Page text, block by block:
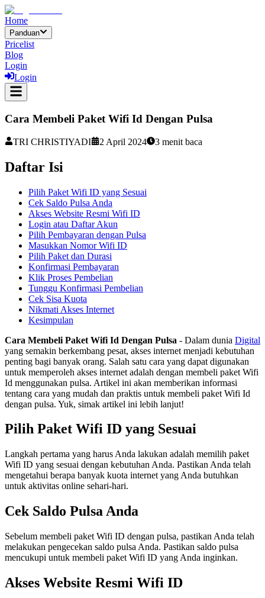
Home
Panduan
Pricelist
Blog
Login
Login
Cara Membeli Paket Wifi Id Dengan Pulsa
TRI CHRISTIYADI 2 April 2024 3 menit baca
Daftar Isi
Pilih Paket Wifi ID yang Sesuai
Cek Saldo Pulsa Anda
Akses Website Resmi Wifi ID
Login atau Daftar Akun
Pilih Pembayaran dengan Pulsa
Masukkan Nomor Wifi ID
Pilih Paket dan Durasi
Konfirmasi Pembayaran
Klik Proses Pembelian
Tunggu Konfirmasi Pembelian
Cek Sisa Kuota
Nikmati Akses Internet
Kesimpulan
Cara Membeli Paket Wifi Id Dengan Pulsa - Dalam dunia Digital
yang semakin berkembang pesat, akses internet menjadi kebutuhan
penting bagi banyak orang. Salah satu cara yang dapat digunakan
untuk memperoleh akses internet adalah dengan membeli paket Wifi
Id menggunakan pulsa. Artikel ini akan memberikan informasi
tentang cara yang mudah dan praktis untuk membeli paket Wifi Id
dengan pulsa. Yuk, simak artikel ini lebih lanjut!
Pilih Paket Wifi ID yang Sesuai
Langkah pertama yang harus Anda lakukan adalah memilih paket
Wifi ID yang sesuai dengan kebutuhan Anda. Pastikan Anda telah
mengetahui berapa banyak kuota internet yang Anda butuhkan
untuk aktivitas online sehari-hari.
Cek Saldo Pulsa Anda
Sebelum membeli paket Wifi ID dengan pulsa, pastikan Anda telah
melakukan pengecekan saldo pulsa Anda. Pastikan saldo pulsa
mencukupi untuk membeli paket Wifi ID yang Anda inginkan.
Akses Website Resmi Wifi ID